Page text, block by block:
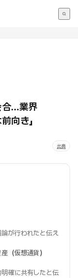
合…業界
向き」
出典
が行われたと伝え
（仮想通貨）
確に共有したと伝